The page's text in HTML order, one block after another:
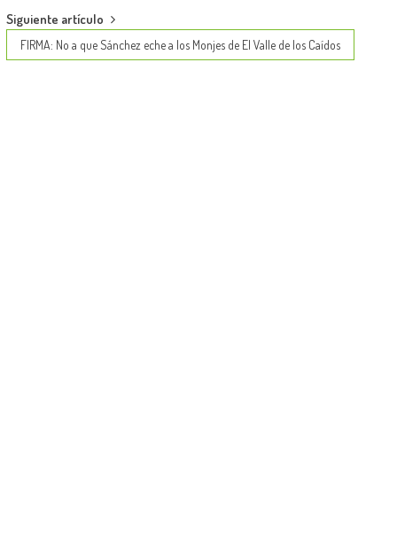
Siguiente artículo
FIRMA: No a que Sánchez eche a los Monjes de El Valle de los Caídos